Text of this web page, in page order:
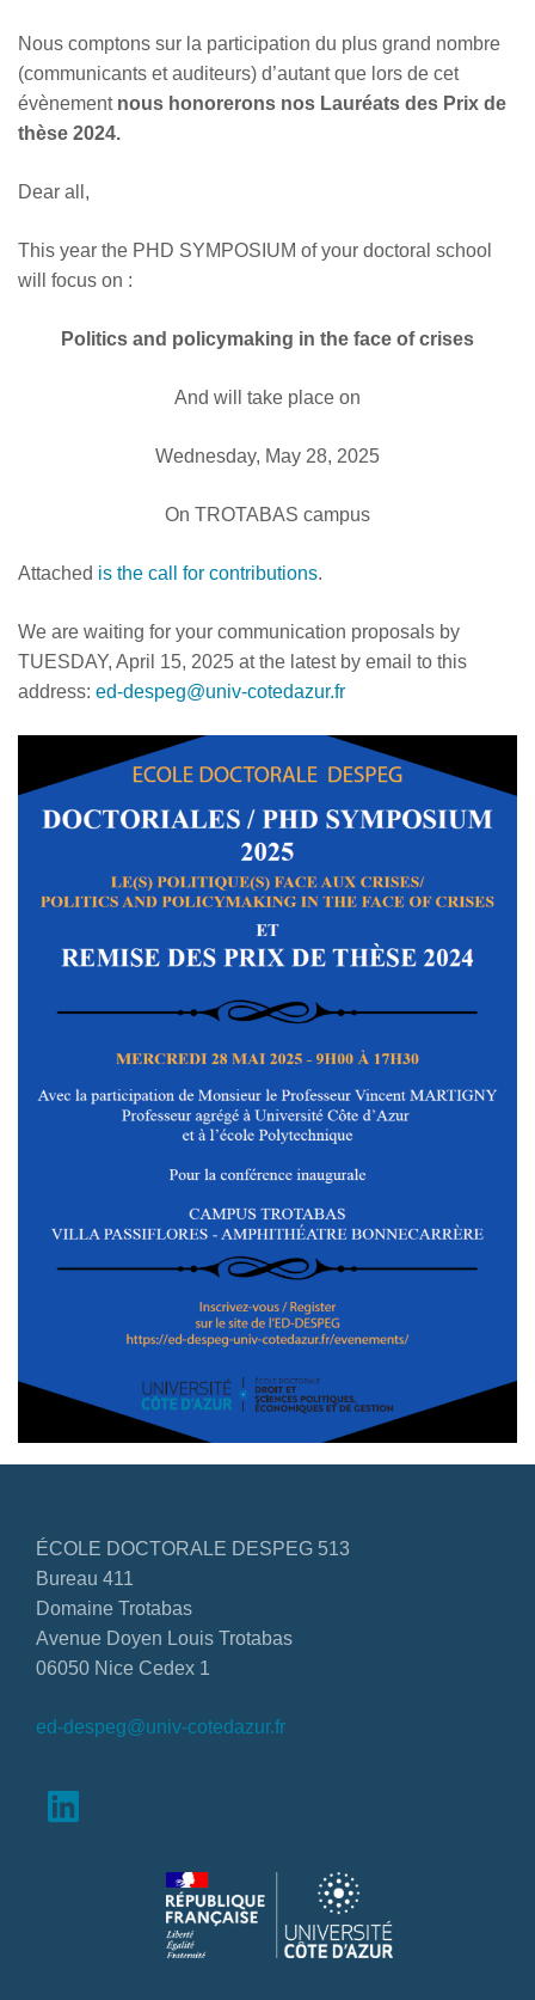
Nous comptons sur la participation du plus grand nombre
(communicants et auditeurs) d’autant que lors de cet
évènement nous honorerons nos Lauréats des Prix de
thèse 2024.
Dear all,
This year the PHD SYMPOSIUM of your doctoral school
will focus on :
Politics and policymaking in the face of crises
And will take place on
Wednesday, May 28, 2025
On TROTABAS campus
Attached is the call for contributions.
We are waiting for your communication proposals by
TUESDAY, April 15, 2025 at the latest by email to this
address: ed-despeg@univ-cotedazur.fr
ÉCOLE DOCTORALE DESPEG 513
Bureau 411
Domaine Trotabas
Avenue Doyen Louis Trotabas
06050 Nice Cedex 1
ed-despeg@univ-cotedazur.fr